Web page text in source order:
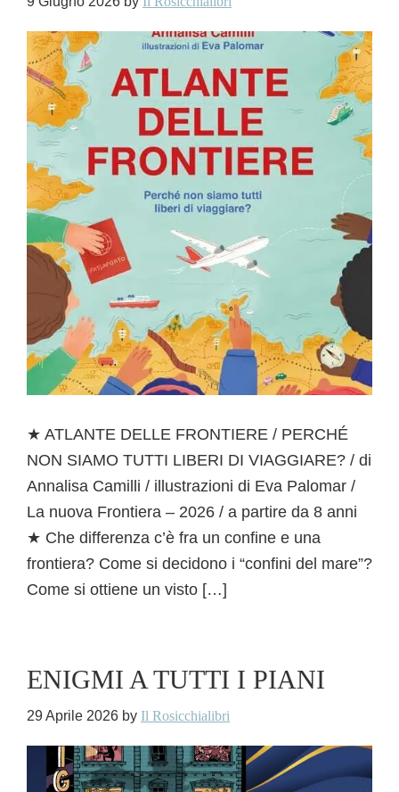
★ ATLANTE DELLE FRONTIERE / PERCHÉ
NON SIAMO TUTTI LIBERI DI VIAGGIARE? / di
Annalisa Camilli / illustrazioni di Eva Palomar /
La nuova Frontiera – 2026 / a partire da 8 anni
★ Che differenza c’è fra un confine e una
frontiera? Come si decidono i “confini del mare”?
Come si ottiene un visto […]
ENIGMI A TUTTI I PIANI
29 Aprile 2026 by Il Rosicchialibri